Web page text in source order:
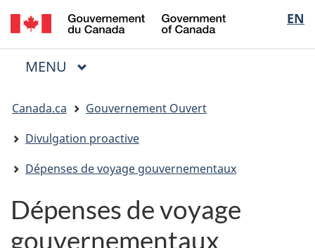
Passer
au
contenu
Passer
à
« Au
Passer
à
la
EN
of
Menu
MENU PRINCIPAL
êtes
ici
Canada.ca
Gouvernement Ouvert
Divulgation proactive
Dépenses de voyage gouvernementaux
Dépenses de voyage
gouvernementaux